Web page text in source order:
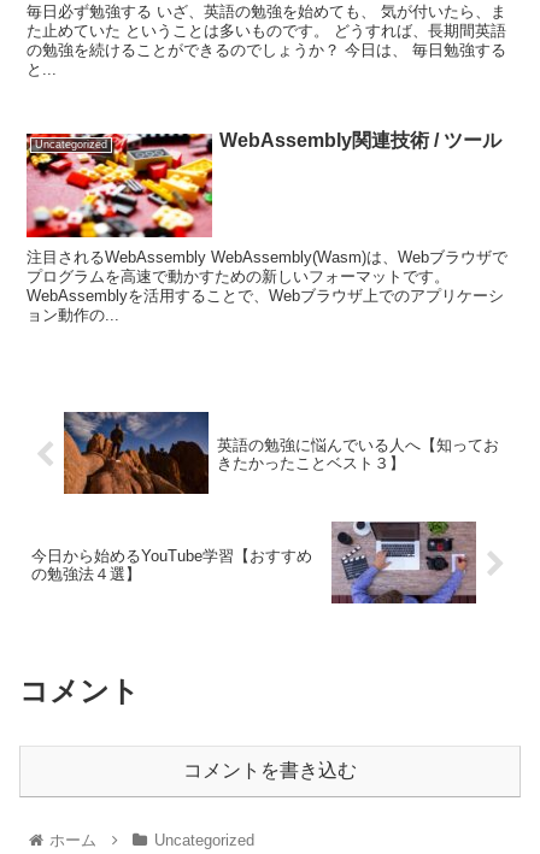
毎日必ず勉強する いざ、英語の勉強を始めても、 気が付いたら、ま
た止めていた ということは多いものです。 どうすれば、長期間英語
の勉強を続けることができるのでしょうか？ 今日は、 毎日勉強する
と...
Uncategorized WebAssembly関連技術 / ツール
注目されるWebAssembly WebAssembly(Wasm)は、Webブラウザで
プログラムを高速で動かすための新しいフォーマットです。
WebAssemblyを活用することで、Webブラウザ上でのアプリケーシ
ョン動作の...
英語の勉強に悩んでいる人へ【知ってお
きたかったことベスト３】
今日から始めるYouTube学習【おすすめ
の勉強法４選】
コメント
コメントを書き込む
ホーム Uncategorized